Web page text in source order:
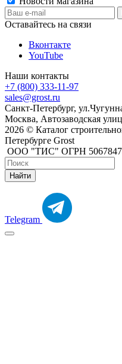
Оставайтесь на связи
Вконтакте
YouTube
Наши контакты
+7 (800) 333-11-97
sales@grost.ru
Санкт-Петербург,
Москва, Автозаводская
2026 © Каталог
Петербурге Grost
ООО "ТИС" ОГРН
Найти
Telegram